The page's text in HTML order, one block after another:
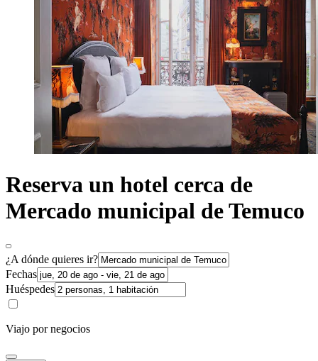
Reserva un hotel cerca de
Mercado municipal de Temuco
¿A dónde quieres ir?
Fechas
Huéspedes
Viajo por negocios